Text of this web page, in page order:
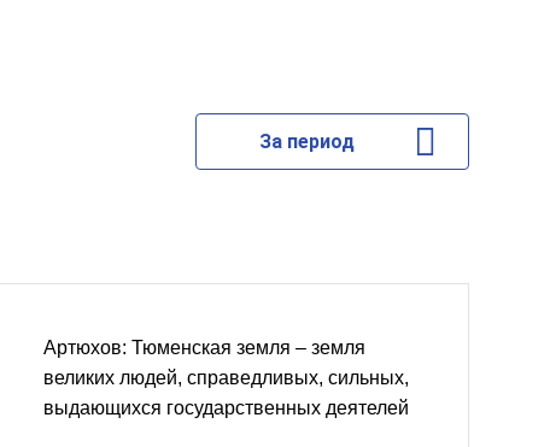
За период
Артюхов: Тюменская земля – земля
великих людей, справедливых, сильных,
выдающихся государственных деятелей